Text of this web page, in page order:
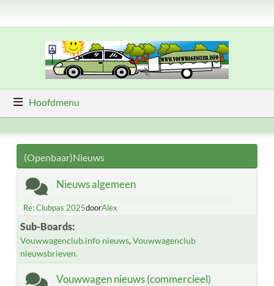
Hoofdmenu
(Openbaar)Nieuws
Nieuws algemeen
Re: Clubpas 2025doorAlex
Sub-Boards
Vouwwagenclub.info nieuws Vouwwagenclub
nieuwsbrieven.
Vouwwagen nieuws (commercieel)